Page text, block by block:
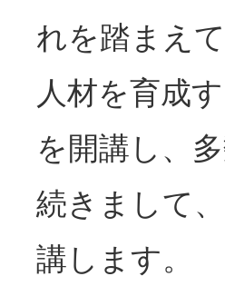
れを踏まえ
人材を育成
を開講し、
続きまして
講します。